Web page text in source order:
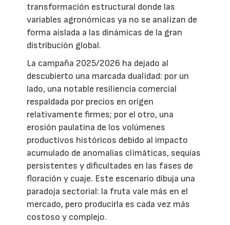
transformación estructural donde las
variables agronómicas ya no se analizan de
forma aislada a las dinámicas de la gran
distribución global.
La campaña 2025/2026 ha dejado al
descubierto una marcada dualidad: por un
lado, una notable resiliencia comercial
respaldada por precios en origen
relativamente firmes; por el otro, una
erosión paulatina de los volúmenes
productivos históricos debido al impacto
acumulado de anomalías climáticas, sequías
persistentes y dificultades en las fases de
floración y cuaje. Este escenario dibuja una
paradoja sectorial: la fruta vale más en el
mercado, pero producirla es cada vez más
costoso y complejo.